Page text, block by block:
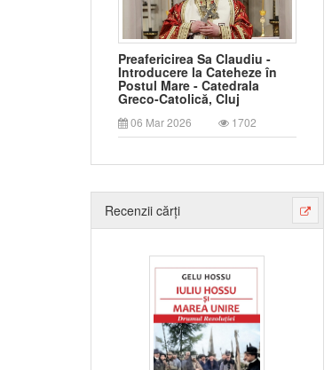
Preafericirea Sa Claudiu -
Introducere la Cateheze în
Postul Mare - Catedrala
Greco-Catolică, Cluj
06 Mar 2026 1702
Recenzii cărți